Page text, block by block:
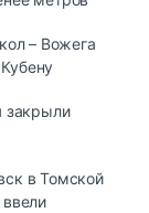
– Вожега
закрыли
в Томской